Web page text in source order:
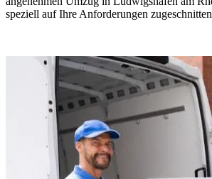
speziell auf Ihre Anforderungen